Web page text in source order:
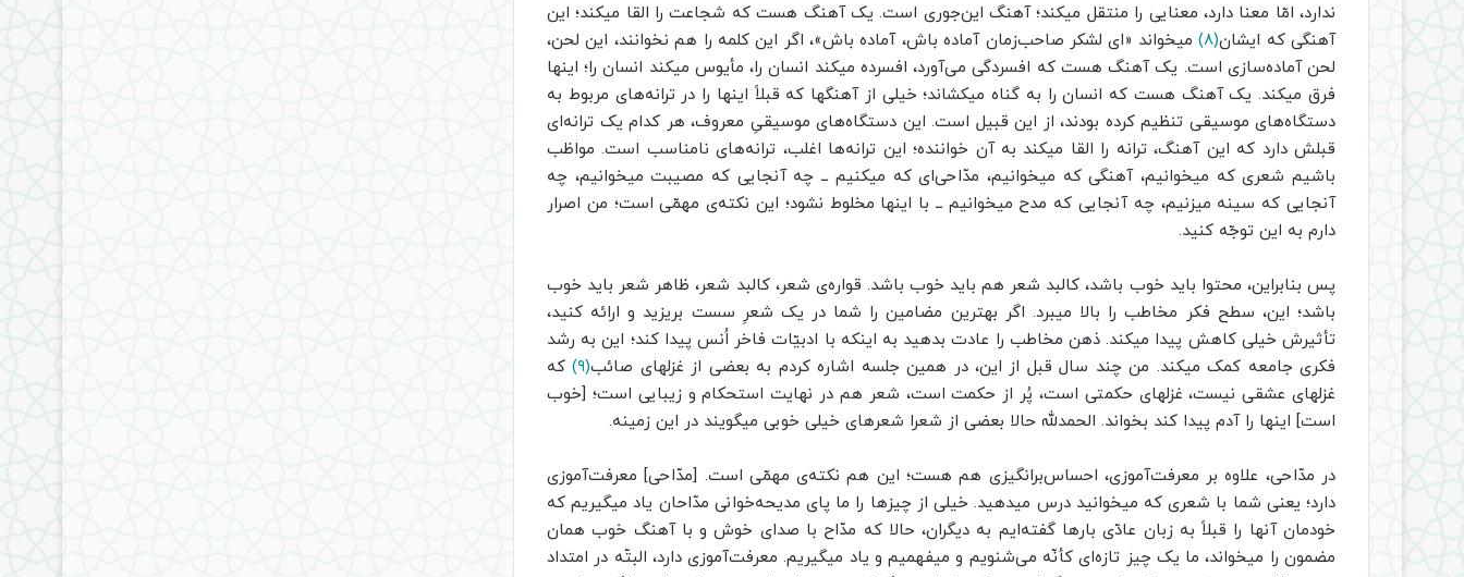
ندارد، امّا معنا دارد، معنایی را منتقل میکند؛ آهنگ این‌جوری است. یک آهنگ هست که شجاعت را القا میکند؛ این
آهنگی که ایشان(۸)میخواند «ای لشکر صاحب‌زمان آماده باش، آماده باش»، اگر این کلمه را هم نخوانند، این لحن،
لحن آماده‌سازی است. یک آهنگ هست که افسردگی می‌آورد، افسرده میکند انسان را، مأیوس میکند انسان را؛ اینها
فرق میکند. یک آهنگ هست که انسان را به گناه میکشاند؛ خیلی از آهنگها که قبلاً اینها را در ترانه‌های مربوط به
دستگاه‌های موسیقی تنظیم کرده بودند، از این قبیل است. این دستگاه‌های موسیقیِ معروف، هر کدام یک ترانه‌ای
قبلش دارد که این آهنگ، ترانه‌ را القا میکند به آن خواننده؛ این ترانه‌ها اغلب، ترانه‌های نامناسب است. مواظب
باشیم شعری که میخوانیم، آهنگی که میخوانیم،‌ مدّاحی‌ای که میکنیم ــ چه آنجایی که مصیبت میخوانیم، چه
آنجایی که سینه میزنیم، چه آنجایی که مدح میخوانیم ــ با اینها مخلوط نشود؛ این نکته‌ی مهمّی است؛ من اصرار
دارم به این توجّه کنید.
پس بنابراین، محتوا باید خوب باشد، کالبد شعر هم باید خوب باشد. قواره‌ی شعر، کالبد شعر، ظاهر شعر باید خوب
باشد؛ این، سطح فکر مخاطب را بالا میبرد. اگر بهترین مضامین را شما در یک شعرِ سست بریزید و ارائه کنید،
تأثیرش خیلی کاهش پیدا میکند. ذهن مخاطب را عادت بدهید به اینکه با ادبیّات فاخر اُنس پیدا کند؛ این به رشد
فکری جامعه کمک میکند. من چند سال قبل از این، در همین جلسه اشاره کردم به بعضی از غزلهای صائب(۹)که
غزلهای عشقی نیست، غزلهای حکمتی است، پُر از حکمت است، شعر هم در نهایت استحکام و زیبایی است؛ [خوب
است] اینها را آدم پیدا کند بخواند. الحمدلله حالا بعضی از شعرا شعرهای خیلی خوبی میگویند در این زمینه.
در مدّاحی، علاوه بر معرفت‌آموزی، احساس‌برانگیزی هم هست؛ این هم نکته‌ی مهمّی است. [مدّاحی] معرفت‌آموزی
دارد؛ یعنی شما با شعری که میخوانید درس میدهید. خیلی از چیزها را ما پای مدیحه‌خوانی مدّاحان یاد میگیریم که
خودمان آنها را قبلاً به زبان عادّی بارها گفته‌ایم به دیگران، حالا که مدّاح با صدای خوش و با آهنگ خوب همان
مضمون را میخواند، ما یک چیز تازه‌ای کأنّه می‌شنویم و میفهمیم و یاد میگیریم. معرفت‌آموزی دارد، البتّه در امتداد